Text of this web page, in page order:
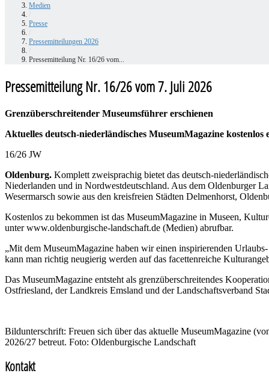
Medien
Presse
Pressemitteilungen 2026
Pressemitteilung Nr. 16/26 vom...
Pressemitteilung Nr. 16/26 vom 7. Juli 2026
Grenzüberschreitender Museumsführer erschienen
Aktuelles deutsch-niederländisches MuseumMagazine kostenlos
16/26 JW
Oldenburg. Komplett zweisprachig bietet das deutsch-
Niederlanden und in Nordwestdeutschland. Aus dem Oldenburger
Wesermarsch sowie aus den kreisfreien Städten Delmenhorst,
Kostenlos zu bekommen ist das MuseumMagazine in Museen,
unter www.oldenburgische-landschaft.de (Medien) abrufbar.
„Mit dem MuseumMagazine haben wir einen inspirierenden
kann man richtig neugierig werden auf das facettenreiche
Das MuseumMagazine entsteht als grenzüberschreitendes
Ostfriesland, der Landkreis Emsland und der Landschaftsverband
Bildunterschrift: Freuen sich über das aktuelle MuseumMagazine
2026/27 betreut. Foto: Oldenburgische Landschaft
Kontakt